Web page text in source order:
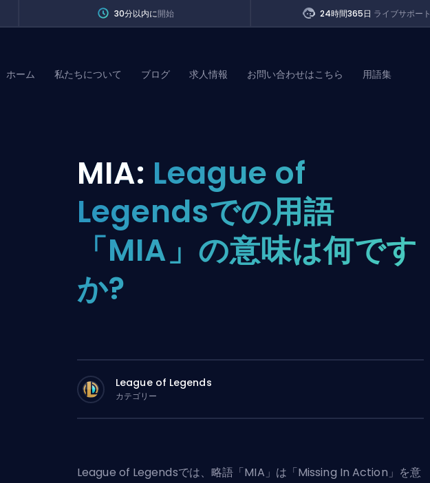
30分以内に開始 24時間365日 ライブサポート
Division Boost
Teammate
ホーム 私たちについて ブログ 求人情報 お問い合わせはこちら 用語集
MIA: League of
Legendsでの用語
「MIA」の意味は何です
か?
League of Legends
カテゴリー
League of Legendsでは、略語「MIA」は「Missing In Action」を意